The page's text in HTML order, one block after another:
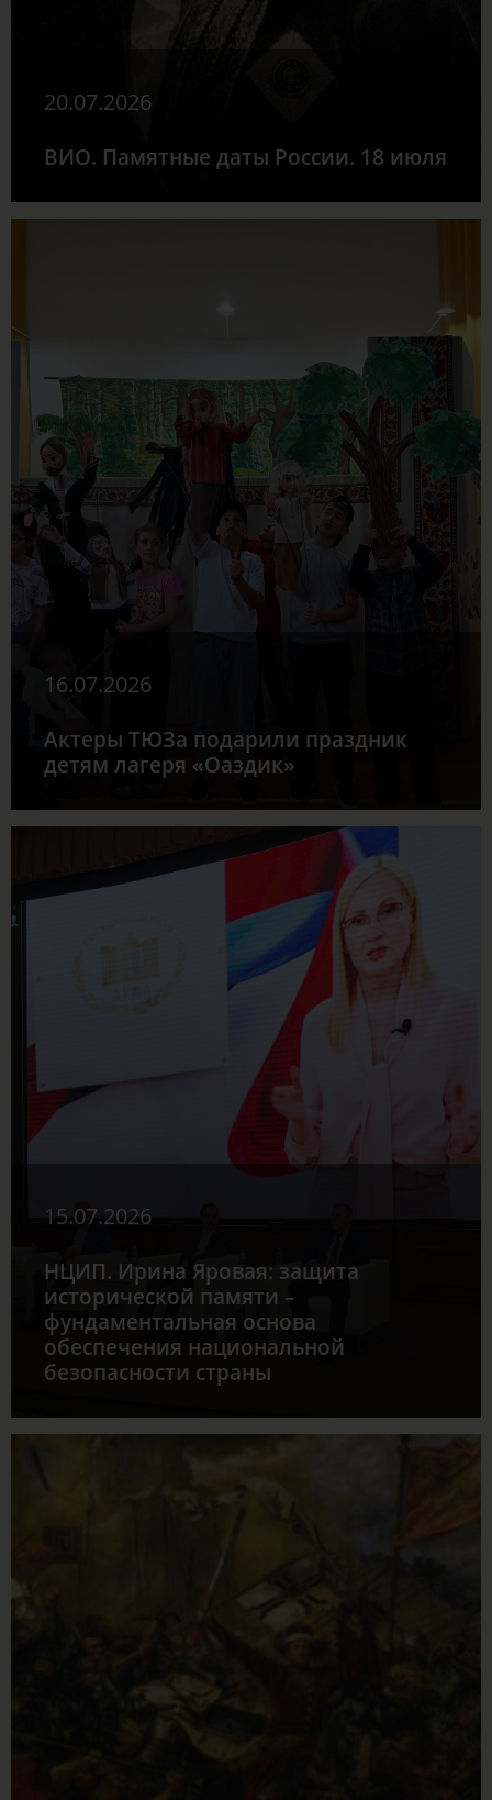
20.07.2026
ВИО. Памятные даты России. 18 июля
16.07.2026
Актеры ТЮЗа подарили праздник
детям лагеря «Оаздик»
15.07.2026
НЦИП. Ирина Яровая: защита
исторической памяти –
фундаментальная основа
обеспечения национальной
безопасности страны